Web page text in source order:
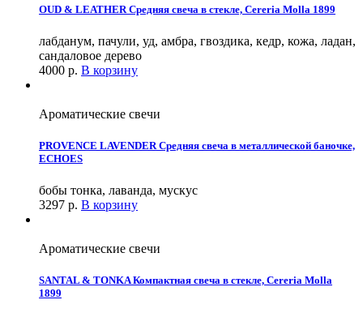
OUD & LEATHER Средняя свеча в стекле, Cereria Molla 1899
лабданум, пачули, уд, амбра, гвоздика, кедр, кожа, ладан,
сандаловое дерево
4000 р. В корзину
Ароматические свечи
PROVENCE LAVENDER Средняя свеча в металлической баночке,
ECHOES
бобы тонка, лаванда, мускус
3297 р. В корзину
Ароматические свечи
SANTAL & TONKA Компактная свеча в стекле, Cereria Molla
1899